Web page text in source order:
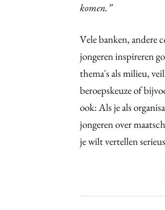
komen.”
Vele banken, andere
jongeren inspireren
thema's als milieu,
beroepskeuze of
ook: Als je als
jongeren over
je wilt vertellen